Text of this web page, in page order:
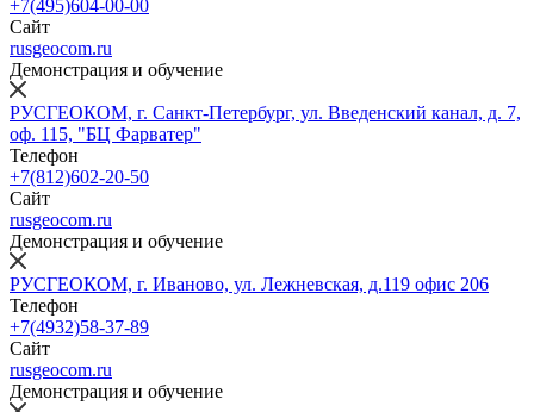
+7(495)604-00-00
Сайт
rusgeocom.ru
Демонстрация и обучение
РУСГЕОКОМ, г. Санкт-Петербург, ул. Введенский канал, д. 7,
оф. 115, "БЦ Фарватер"
Телефон
+7(812)602-20-50
Сайт
rusgeocom.ru
Демонстрация и обучение
РУСГЕОКОМ, г. Иваново, ул. Лежневская, д.119 офис 206
Телефон
+7(4932)58-37-89
Сайт
rusgeocom.ru
Демонстрация и обучение